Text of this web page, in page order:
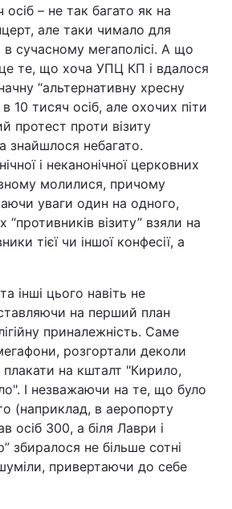
– не так багато як на
але таки чимало для
в сучасному мегаполісі. А що
те, що хоча УПЦ КП і вдалося
“альтернативну хресну
10 тисяч осіб, але охочих піти
протест проти візиту
знайшлося небагато.
і неканонічної церковних
молилися, причому
уваги один на одного,
візиту” взяли на
тієї чи іншої конфесії, а
цього навіть не
на перший план
приналежність. Саме
розгортали деколи
плакати на кшталт "Кирило,
І незважаючи на те, що було
(наприклад, в аеропорту
осіб 300, а біля Лаври і
збиралося не більше сотні
привертаючи до себе